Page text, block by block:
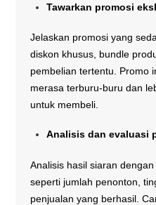
Tawarkan promosi
Jelaskan promosi yang
diskon khusus, bundle
pembelian tertentu. Promo
merasa terburu-buru dan
untuk membeli.
Analisis dan evaluasi
Analisis hasil siaran
seperti jumlah penonton,
penjualan yang berhasil.